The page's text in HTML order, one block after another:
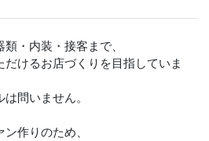
・内装・接客まで、
けるお店づくりを目指していま
問いません。
作りのため、